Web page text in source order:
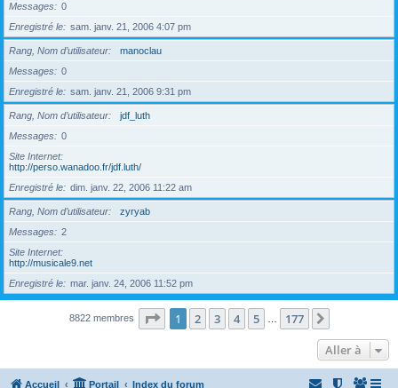
Messages
0
Enregistré le
sam. janv. 21, 2006 4:07 pm
Rang, Nom d’utilisateur
manoclau
Messages
0
Enregistré le
sam. janv. 21, 2006 9:31 pm
Rang, Nom d’utilisateur
jdf_luth
Messages
0
Site Internet
http://perso.wanadoo.fr/jdf.luth/
Enregistré le
dim. janv. 22, 2006 11:22 am
Rang, Nom d’utilisateur
zyryab
Messages
2
Site Internet
http://musicale9.net
Enregistré le
mar. janv. 24, 2006 11:52 pm
8822 membres Page 1sur177
1 2 3 4 5 177
Aller à
Accueil Portail Index du forum